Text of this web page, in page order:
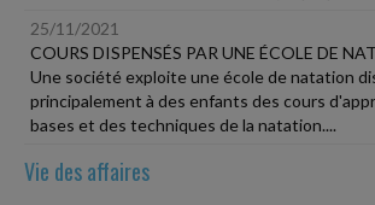
25/11/2021
COURS DISPENSÉS PAR UNE ÉCOLE DE
Une société exploite une école de natation
principalement à des enfants des cours
bases et des techniques de la natation....
Vie des affaires